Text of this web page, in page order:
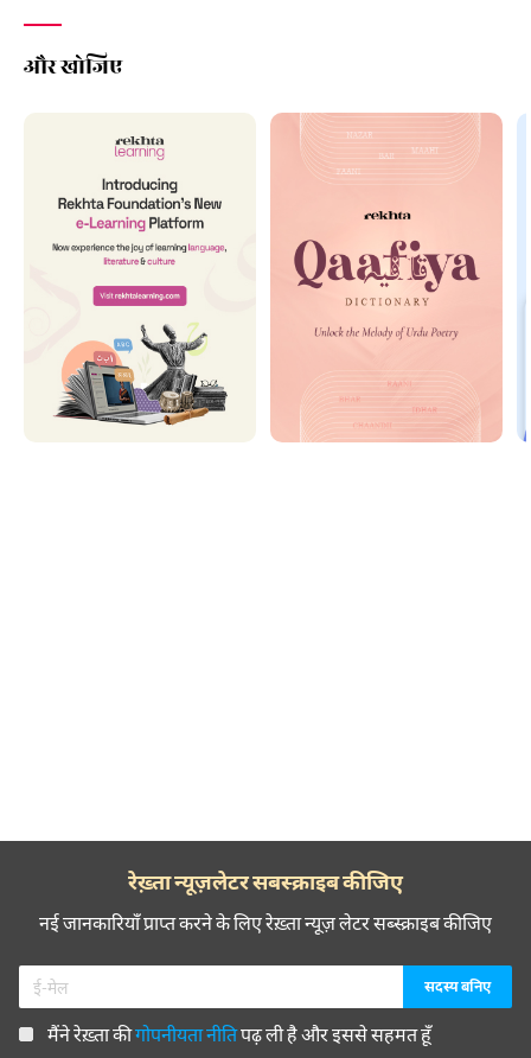
और खोजिए
रेख़्ता न्यूज़लेटर सबस्क्राइब कीजिए
नई जानकारियाँ प्राप्त करने के लिए रेख़्ता न्यूज़ लेटर सब्स्क्राइब कीजिए
मैंने रेख़्ता कीगोपनीयता नीतिपढ़ ली है और इससे सहमत हूँ